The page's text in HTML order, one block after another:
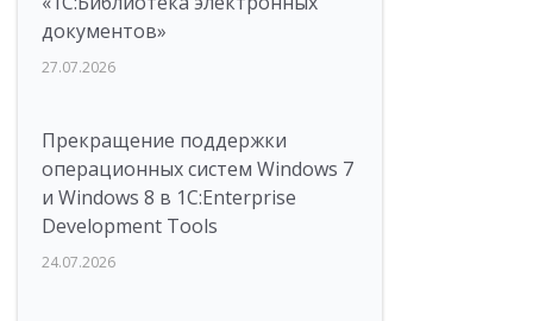
документов»
27.07.2026
Прекращение поддержки
операционных систем Windows 7
и Windows 8 в 1C:Enterprise
Development Tools
24.07.2026